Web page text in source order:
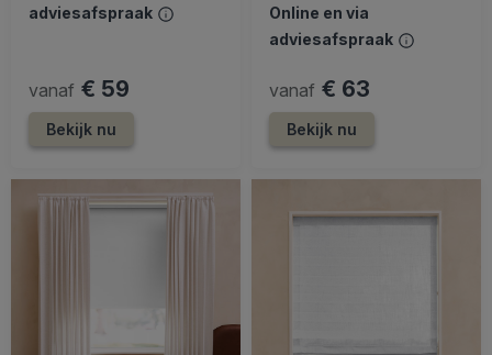
adviesafspraak
vanaf € 59
Bekijk nu
Online en via
adviesafspraak
vanaf € 63
Bekijk nu